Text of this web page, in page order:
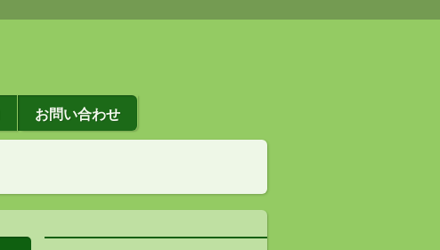
お問い合わせ